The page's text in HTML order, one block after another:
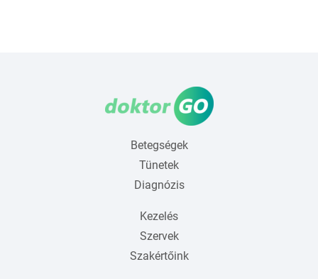
Betegségek
Tünetek
Diagnózis
Kezelés
Szervek
Szakértőink